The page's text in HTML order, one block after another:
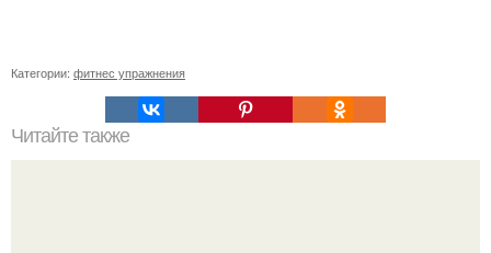
Категории: фитнес упражнения
Читайте также